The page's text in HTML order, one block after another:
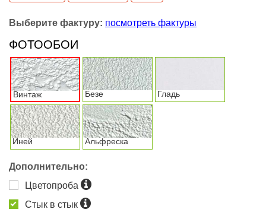
Выберите фактуру: посмотреть фактуры
ФОТООБОИ
Винтаж Безе Гладь
Иней Альфреска
Дополнительно:
Цветопроба
Стык в стык